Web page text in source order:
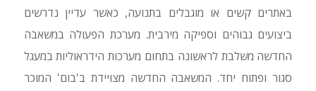
באתרים קשים או מוגבלים בתנועה, כאשר עדיין נדרשים
ביצועים גבוהים וספיקה מירבית. מערכת הפעולה במשאבה
החדשה משלבת לראשונה בתחום מערכות הידראוליות במעגל
סגור ופתוח יחד. המשאבה החדשה מצויידת ב'בום' המוכר